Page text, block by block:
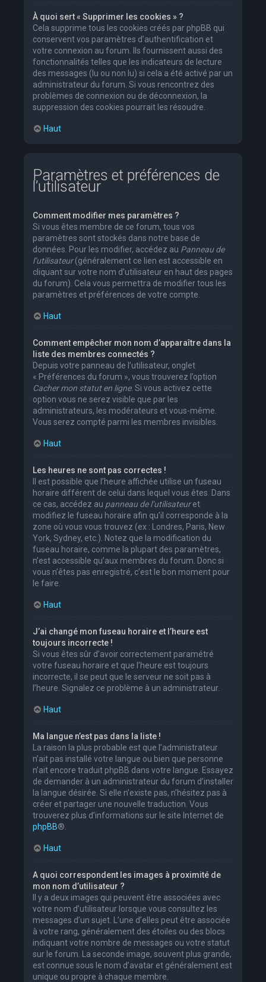
À quoi sert « Supprimer les cookies » ?
Cela supprime tous les cookies créés par phpBB qui
conservent vos paramètres d’authentification et
votre connexion au forum. Ils fournissent aussi des
fonctionnalités telles que les indicateurs de lecture
des messages (lu ou non lu) si cela a été activé par un
administrateur du forum. Si vous rencontrez des
problèmes de connexion ou de déconnexion, la
suppression des cookies pourrait les résoudre.
Haut
Paramètres et préférences de
l’utilisateur
Comment modifier mes paramètres ?
Si vous êtes membre de ce forum, tous vos
paramètres sont stockés dans notre base de
données. Pour les modifier, accédez au Panneau de
l’utilisateur(généralement ce lien est accessible en
cliquant sur votre nom d’utilisateur en haut des pages
du forum). Cela vous permettra de modifier tous les
paramètres et préférences de votre compte.
Haut
Comment empêcher mon nom d’apparaître dans la
liste des membres connectés ?
Depuis votre panneau de l’utilisateur, onglet
« Préférences du forum », vous trouverez l’option
Cacher mon statut en ligne. Si vous activez cette
option vous ne serez visible que par les
administrateurs, les modérateurs et vous-même.
Vous serez compté parmi les membres invisibles.
Haut
Les heures ne sont pas correctes !
Il est possible que l’heure affichée utilise un fuseau
horaire différent de celui dans lequel vous êtes. Dans
ce cas, accédez au panneau de l’utilisateuret
modifiez le fuseau horaire afin qu’il corresponde à la
zone où vous vous trouvez (ex : Londres, Paris, New
York, Sydney, etc.). Notez que la modification du
fuseau horaire, comme la plupart des paramètres,
n’est accessible qu’aux membres du forum. Donc si
vous n’êtes pas enregistré, c’est le bon moment pour
le faire.
Haut
J’ai changé mon fuseau horaire et l’heure est
toujours incorrecte !
Si vous êtes sûr d’avoir correctement paramétré
votre fuseau horaire et que l’heure est toujours
incorrecte, il se peut que le serveur ne soit pas à
l’heure. Signalez ce problème à un administrateur.
Haut
Ma langue n’est pas dans la liste !
La raison la plus probable est que l’administrateur
n’ait pas installé votre langue ou bien que personne
n’ait encore traduit phpBB dans votre langue. Essayez
de demander à un administrateur du forum d’installer
la langue désirée. Si elle n’existe pas, n’hésitez pas à
créer et partager une nouvelle traduction. Vous
trouverez plus d’informations sur le site Internet de
phpBB®.
Haut
A quoi correspondent les images à proximité de
mon nom d’utilisateur ?
Il y a deux images qui peuvent être associées avec
votre nom d’utilisateur lorsque vous consultez les
messages d’un sujet. L’une d’elles peut être associée
à votre rang, généralement des étoiles ou des blocs
indiquant votre nombre de messages ou votre statut
sur le forum. La seconde image, souvent plus grande,
est connue sous le nom d’avatar et généralement est
unique ou propre à chaque membre.